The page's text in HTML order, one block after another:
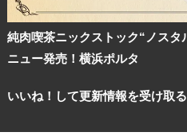
純肉喫茶ニックストック“ノスタ
ニュー発売！横浜ポルタ
いいね！して更新情報を受け取る